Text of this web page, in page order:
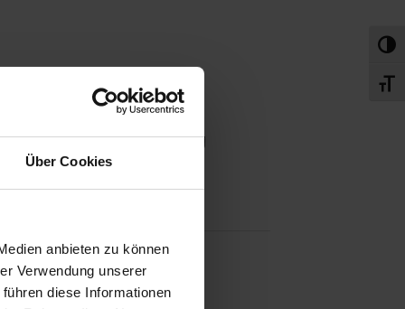
Über Cookies
anbieten zu können
Verwendung unserer
diese Informationen
Volldigitales
Kombiinstrument
Zentralverriegelung
Metallic